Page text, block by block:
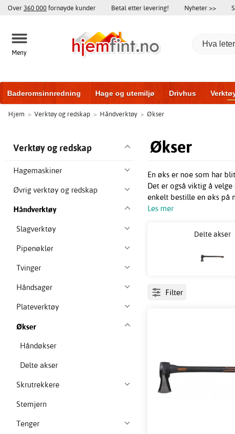
Over 360 000fornøyde kunder Betal etter levering! Nyheter >>
Meny
Baderomsinnredning Hage og utemiljø Drivhus
Baderomsmøbler Hjem og innredning
Hjem > Verktøy og redskap > Håndverktøy > Økser
Økser
En øks er noe som har
Det er også viktig å
enkelt bestille en øks på
Les mer
Verktøy og redskap
Hagemaskiner
Øvrig verktøy og redskap
Håndverktøy
Slagverktøy
Pipenøkler
Tvinger
Håndsager
Plateverktøy
Økser
Håndøkser
Delte akser
Skrutrekkere
Stemjern
Tenger
Delte akser
Filter